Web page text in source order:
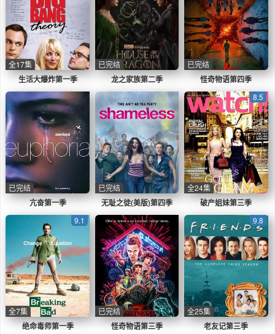
生活大爆炸第一季
全17集
龙之家族第二季
已完结
怪奇物语第四季
已完结
亢奋第一季
已完结
无耻之徒(美版)第四季
已完结
破产姐妹第三季
8.5
全24集
绝命毒师第一季
9.1
全7集
怪奇物语第三季
已完结
老友记第三季
9.8
全25集